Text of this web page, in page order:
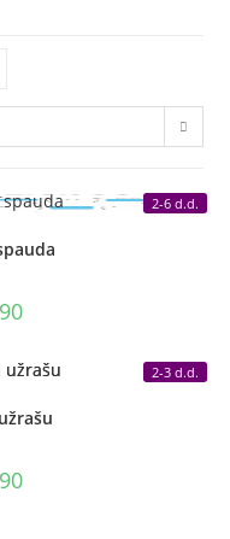
2-6 d.d.
Current
price
€16,90.
2-3 d.d.
Current
price